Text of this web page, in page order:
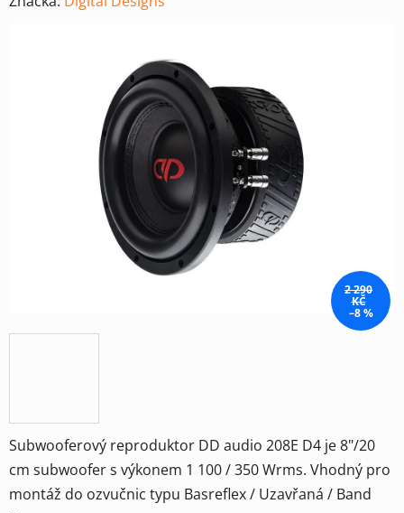
Subwooferový reproduktor DD audio 208E D4 je 8"/20
cm subwoofer s výkonem 1 100 / 350 Wrms. Vhodný pro
montáž do ozvučnic typu Basreflex / Uzavřaná / Band
2 290
KČ
–8 %